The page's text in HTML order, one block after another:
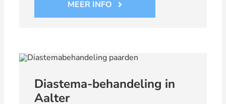
MEER INFO
Diastema-behandeling in
Aalter